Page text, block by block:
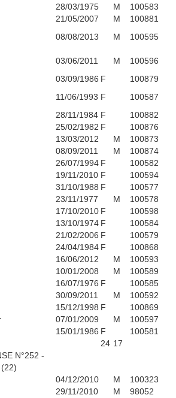
28/03/1975 M
100583
21/05/2007 M
100881
08/08/2013 M
100595
03/06/2011 M
100596
03/09/1986 F
100879
11/06/1993 F
100587
28/11/1984 F
100882
25/02/1982 F
100876
13/03/2012 M
100873
08/09/2011 M
100874
26/07/1994 F
100582
19/11/2010 F
100594
31/10/1988 F
100577
23/11/1977 M
100578
17/10/2010 F
100598
13/10/1974 F
100584
21/02/2006 F
100579
24/04/1984 F
100868
16/06/2012 M
100593
10/01/2008 M
100589
16/07/1976 F
100585
30/09/2011 M
100592
15/12/1998 F
100869
07/01/2009 M
100597
15/01/1986 F
100581
24 17
N°252 -
04/12/2010 M
100323
29/11/2010 M
98052